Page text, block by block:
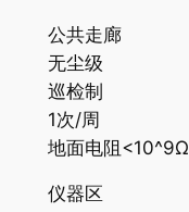
公共走廊
无尘级
巡检制
1次/周
地面电阻<10^9Ω
仪器区